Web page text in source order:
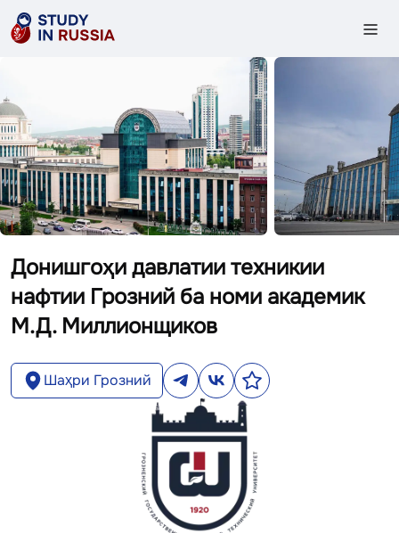
Донишгоҳи давлатии техникии
нафтии Грозний ба номи академик
М.Д. Миллионщиков
Шаҳри Грозний